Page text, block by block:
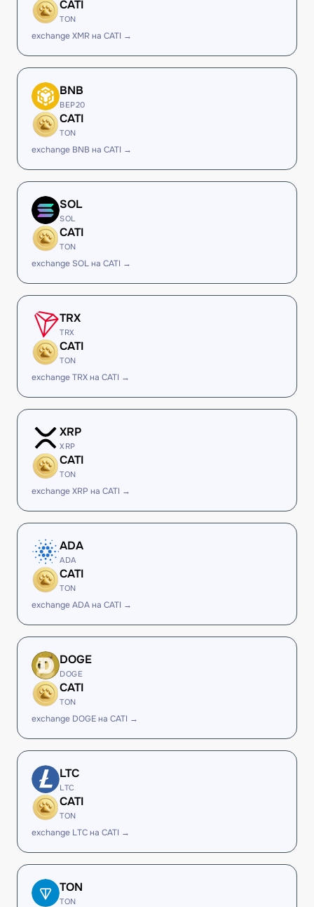
CATI
TON
exchange XMR на CATI →
BNB
BEP20
CATI
TON
exchange BNB на CATI →
SOL
SOL
CATI
TON
exchange SOL на CATI →
TRX
TRX
CATI
TON
exchange TRX на CATI →
XRP
XRP
CATI
TON
exchange XRP на CATI →
ADA
ADA
CATI
TON
exchange ADA на CATI →
DOGE
DOGE
CATI
TON
exchange DOGE на CATI →
LTC
LTC
CATI
TON
exchange LTC на CATI →
TON
TON